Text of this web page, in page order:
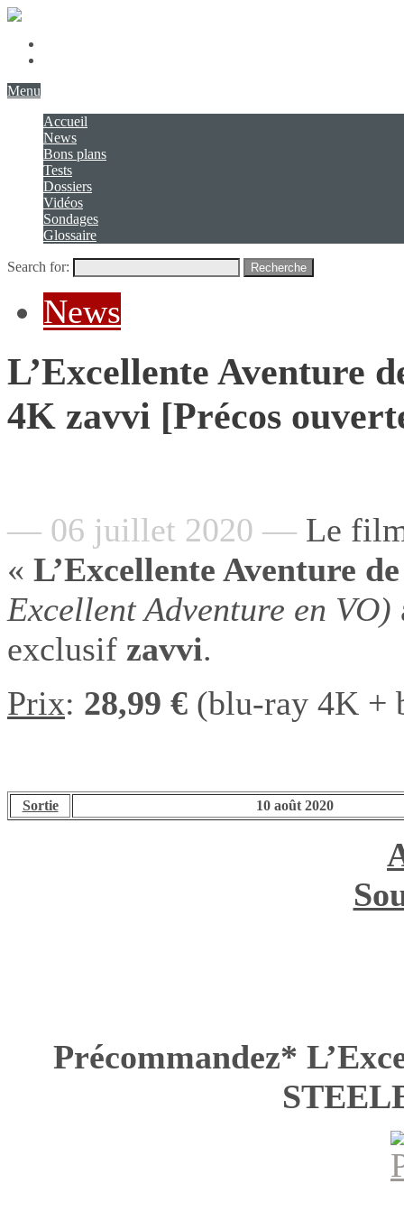
Menu
Accueil
News
Bons plans
Tests
Dossiers
Vidéos
Sondages
Glossaire
Search for: Recherche
News
L’Excellente Aventure
4K zavvi [Précos
— 06 juillet 2020 — Le
« L’Excellente Aventure
Excellent Adventure en VO)
exclusif zavvi.
Prix: 28,99 € (blu-ray 4K +
Sortie 10 août 2020
Précommandez*